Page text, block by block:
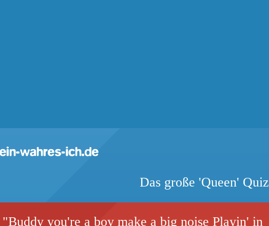
Das große 'Queen' Quiz
"Buddy you're a boy make a big noise Playin' in